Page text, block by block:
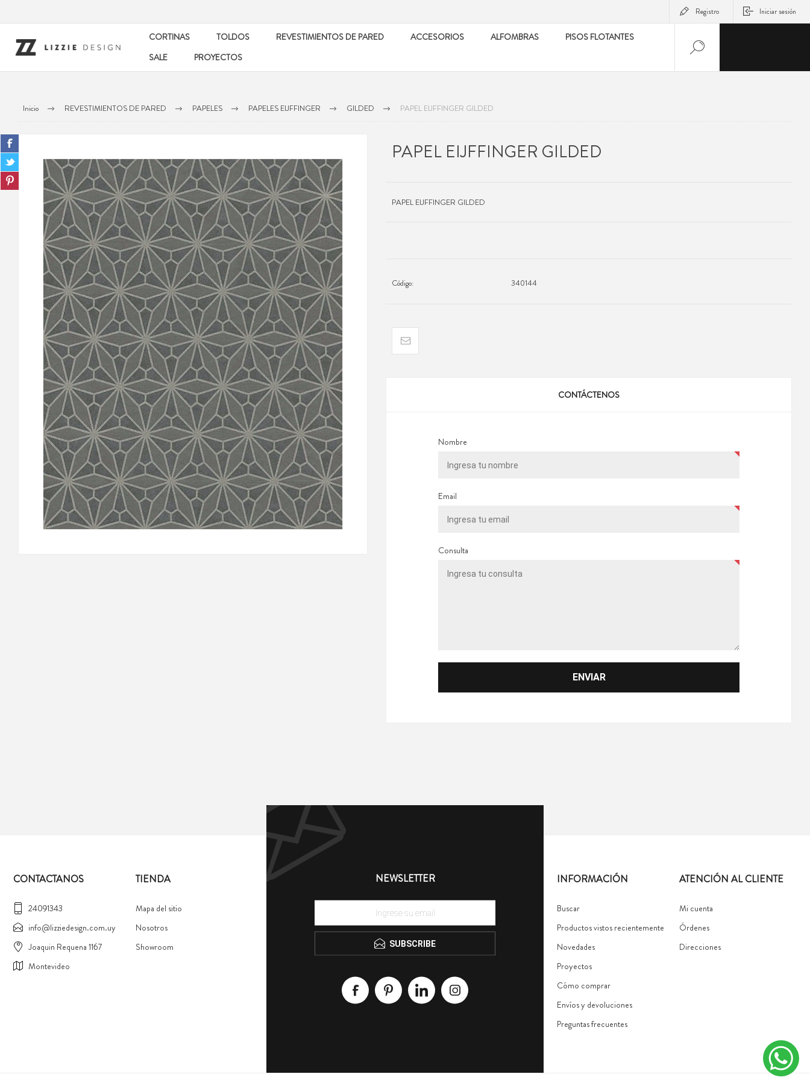
Registro Iniciar sesión
CORTINAS TOLDOS REVESTIMIENTOS DE PARED ACCESORIOS ALFOMBRAS
PISOS FLOTANTES
SALE
PROYECTOS
Inicio REVESTIMIENTOS DE PARED PAPELES PAPELES EIJFFINGER GILDED PAPEL EIJFFINGER GILDED
PAPEL EIJFFINGER GILDED
PAPEL EIJFFINGER GILDED
Código: 340144
CONTÁCTENOS
Nombre
Email
Consulta
NEWSLETTER
SUBSCRIBE
CONTACTANOS
24091343
info@lizziedesign.com.uy
Joaquin Requena 1167
Montevideo
TIENDA
Mapa del sitio
Nosotros
Showroom
INFORMACIÓN
Buscar
Productos vistos recientemente
Novedades
Proyectos
Cómo comprar
Envíos y devoluciones
Preguntas frecuentes
ATENCIÓN AL CLIENTE
Mi cuenta
Órdenes
Direcciones